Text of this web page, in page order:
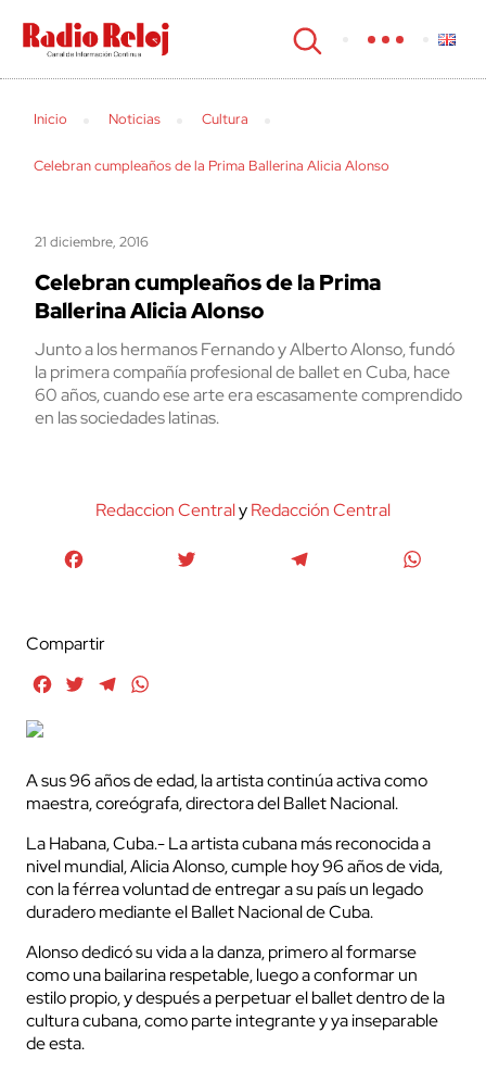
cerrar
Inicio Noticias Cultura
Celebran cumpleaños de la Prima Ballerina Alicia Alonso
21 diciembre, 2016
Celebran cumpleaños de la Prima
Ballerina Alicia Alonso
Junto a los hermanos Fernando y Alberto Alonso, fundó
la primera compañía profesional de ballet en Cuba, hace
60 años, cuando ese arte era escasamente comprendido
en las sociedades latinas.
Redaccion CentralyRedacción Central
Compartir
FacebookTwitterTelegram
A sus 96 años de edad, la artista continúa activa como
maestra, coreógrafa, directora del Ballet Nacional.
La Habana, Cuba.- La artista cubana más reconocida a
nivel mundial, Alicia Alonso, cumple hoy 96 años de vida,
con la férrea voluntad de entregar a su país un legado
duradero mediante el Ballet Nacional de Cuba.
Alonso dedicó su vida a la danza, primero al formarse
como una bailarina respetable, luego a conformar un
estilo propio, y después a perpetuar el ballet dentro de la
cultura cubana, como parte integrante y ya inseparable
de esta.